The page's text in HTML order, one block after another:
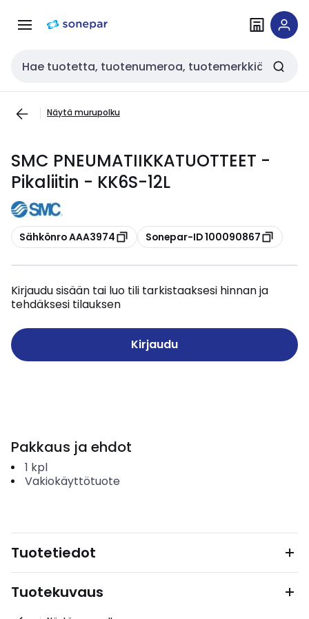
navigointiinsisältöön
Haku
Näytä murupolku
SMC PNEUMATIIKKATUOTTEET -
Pikaliitin - KK6S-12L
Kopioi
Sähkönro AAA3974 Kopioi
Sonepar-ID 100090867
Kirjaudu sisään tai luo tili tarkistaaksesi hinnan ja
tehdäksesi tilauksen
Kirjaudu
Pakkaus ja ehdot
1 kpl
Vakiokäyttötuote
Tuotetiedot
Tuotekuvaus